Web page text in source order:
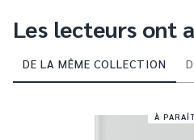
Les lecteurs ont
DE LA MÊME COLLECTION
À